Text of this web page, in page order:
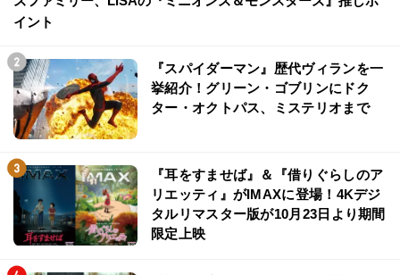
イント
『スパイダーマン』歴代ヴィランを一
挙紹介！グリーン・ゴブリンにドク
ター・オクトパス、ミステリオまで
『耳をすませば』＆『借りぐらしのア
リエッティ』がIMAXに登場！4Kデジ
タルリマスター版が10月23日より期間
限定上映